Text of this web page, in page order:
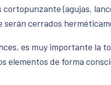
(agujas,
cerrados
es muy importante la
elementos de forma